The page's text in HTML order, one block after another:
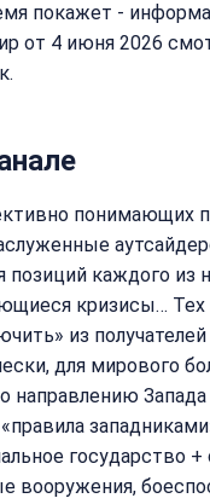
покажет -
от 4 июня 2026
понимающих
каждого из
кризисы… Тех
из
для мирового
направлению
государство
вооружения,